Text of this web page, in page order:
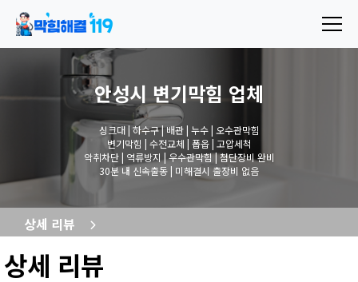
안성시 변기막힘 업체
싱크대 | 하수구 | 배관 | 누수 | 오수관막힘
변기막힘 | 수전교체 | 폽옵 | 고압세척
악취차단 | 역류방지 | 우수관막힘 | 첨단장비 완비
30분 내 신속출동 | 미해결시 출장비 없음
상세 리뷰
상세 리뷰